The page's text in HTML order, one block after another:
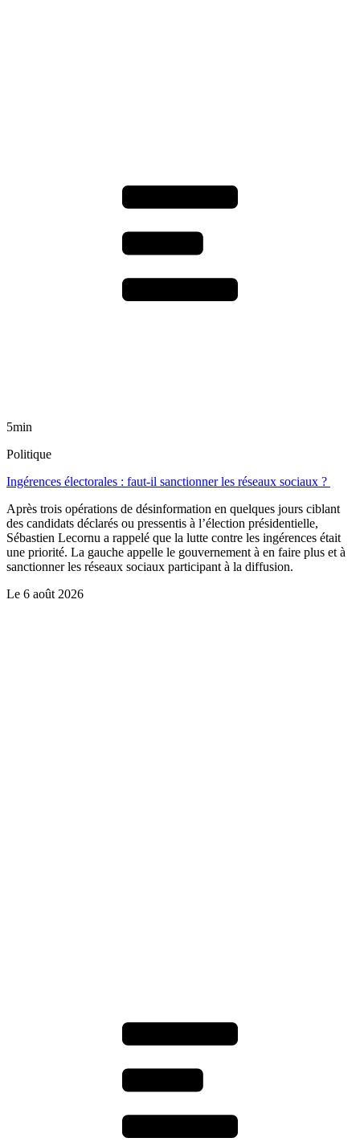
5min
Politique
Ingérences électorales : faut-il sanctionner les réseaux sociaux ?
Après trois opérations de désinformation en quelques jours ciblant
des candidats déclarés ou pressentis à l’élection présidentielle,
Sébastien Lecornu a rappelé que la lutte contre les ingérences était
une priorité. La gauche appelle le gouvernement à en faire plus et à
sanctionner les réseaux sociaux participant à la diffusion.
Le 6 août 2026